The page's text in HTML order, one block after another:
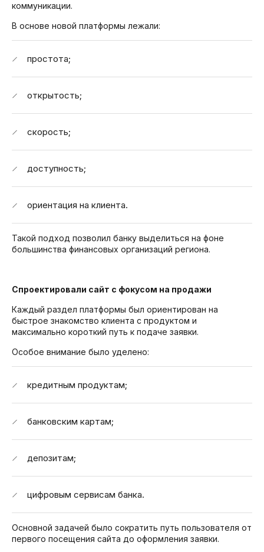
коммуникации.
В основе новой платформы лежали:
простота;
открытость;
скорость;
доступность;
ориентация на клиента.
Такой подход позволил банку выделиться на фоне
большинства финансовых организаций региона.
Спроектировали сайт с фокусом на продажи
Каждый раздел платформы был ориентирован на
быстрое знакомство клиента с продуктом и
максимально короткий путь к подаче заявки.
Особое внимание было уделено:
кредитным продуктам;
банковским картам;
депозитам;
цифровым сервисам банка.
Основной задачей было сократить путь пользователя от
первого посещения сайта до оформления заявки.